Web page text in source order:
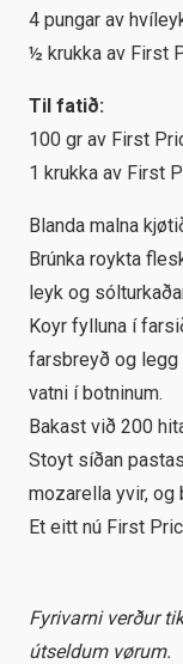
4 pungar av
½ krukka av First
Til fatið:
100 gr av First
1 krukka av First
Blanda malna
Brúnka roykta
leyk og
Koyr fylluna í
farsbreyð og
vatni í botninum.
Bakast við 200
Stoyt síðan
mozarella yvir, og
Et eitt nú First
Fyrivarni verður
útseldum vørum.